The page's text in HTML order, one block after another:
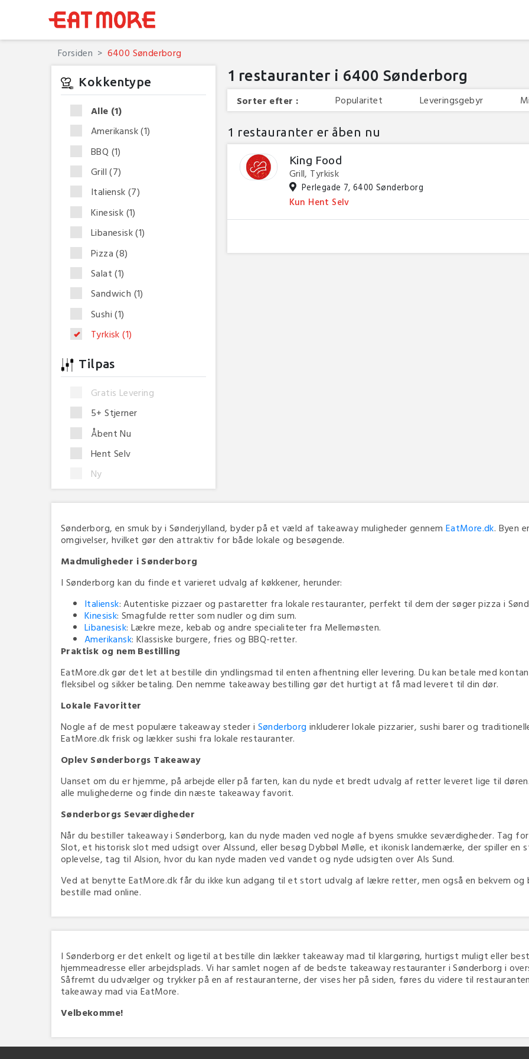
Forsiden 6400 Sønderborg
Kokkentype
Alle (1)
Amerikansk(1)
BBQ (1)
Grill(7)
Italiensk(7)
Kinesisk (1)
Libanesisk(1)
Pizza(8)
Salat(1)
Sandwich (1)
Sushi(1)
Tyrkisk(1)
Tilpas
Gratis Levering
5+ Stjerner
Åbent Nu
Hent Selv
Ny
1 restauranter i 6400 Sønderborg
Sorter efter : Popularitet Leveringsgebyr
1 restauranter er åben nu
King Food
Grill, Tyrkisk
Perlegade 7, 6400 Sønderborg
Kun Hent Selv
Sønderborg, en smuk by i Sønderjylland, byder på et væld af takeaway muligheder gennem EatMore.dk. Byen
omgivelser, hvilket gør den attraktiv for både lokale og besøgende.
Madmuligheder i Sønderborg
I Sønderborg kan du finde et varieret udvalg af køkkener, herunder:
Italiensk: Autentiske pizzaer og pastaretter fra lokale restauranter, perfekt til dem der søger pizza i
Kinesisk: Smagfulde retter som nudler og dim sum.
Libanesisk: Lækre meze, kebab og andre specialiteter fra Mellemøsten.
Amerikansk: Klassiske burgere, fries og BBQ-retter.
Praktisk og nem Bestilling
EatMore.dk gør det let at bestille din yndlingsmad til enten afhentning eller levering. Du kan betale med
fleksibel og sikker betaling. Den nemme takeaway bestilling gør det hurtigt at få mad leveret til din dør.
Lokale Favoritter
Nogle af de mest populære takeaway steder i Sønderborg inkluderer lokale pizzarier, sushi barer og
EatMore.dk frisk og lækker sushi fra lokale restauranter.
Oplev Sønderborgs Takeaway
Uanset om du er hjemme, på arbejde eller på farten, kan du nyde et bredt udvalg af retter leveret lige til
alle mulighederne og finde din næste takeaway favorit.
Sønderborgs Seværdigheder
Når du bestiller takeaway i Sønderborg, kan du nyde maden ved nogle af byens smukke seværdigheder. Tag
Slot, et historisk slot med udsigt over Alssund, eller besøg Dybbøl Mølle, et ikonisk landemærke, der spiller en
oplevelse, tag til Alsion, hvor du kan nyde maden ved vandet og nyde udsigten over Als Sund.
Ved at benytte EatMore.dk får du ikke kun adgang til et stort udvalg af lækre retter, men også en bekvem
bestille mad online.
I Sønderborg er det enkelt og ligetil at bestille din lækker takeaway mad til klargøring, hurtigst muligt eller
hjemmeadresse eller arbejdsplads. Vi har samlet nogen af de bedste takeaway restauranter i Sønderborg i
Såfremt du udvælger og trykker på en af restauranterne, der vises her på siden, føres du videre til
takeaway mad via EatMore.
Velbekomme!